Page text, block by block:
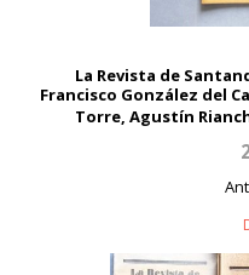
La Revista de
Francisco González del
Torre, Agustín